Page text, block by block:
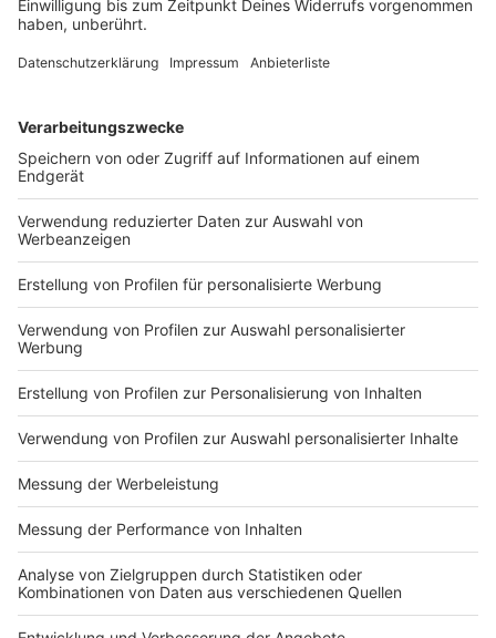
Das sind Zukunftsperspektiven
Die geplante Ausweitung des KI-Einsatzes zeigt, dass
die Polizei in NRW verstärkt auf technologische
Innovationen setzt, um ihre Arbeit zu optimieren.
Gleichzeitig bleibt die Debatte um Datenschutz und
Kosten ein zentraler Punkt, der auch in Zukunft für
Diskussionen sorgen dürfte.
Die neuen KI-Server sollen noch in diesem Jahr in
Betrieb genommen werden. Ob sie die Erwartungen
erfüllen und die Ermittlungsarbeit tatsächlich
revolutionieren können, wird sich in der Praxis zeigen
Autoren: José Narciandi & Joachim Schultheis